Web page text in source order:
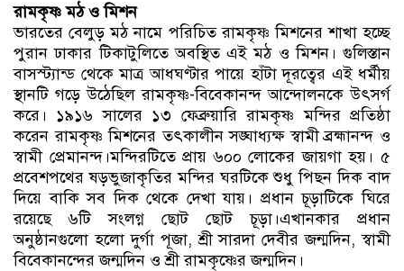
রামকৃষ্ণ মঠ ও মিশন
ভারতের বেলুড় মঠ নামে পরিচিত রামকৃষ্ণ মিশনের শাখা হচ্ছে
পুরান ঢাকার টিকাটুলিতে অবস্থিত এই মঠ ও মিশন। গুলিস্তান
বাসস্ট্যান্ড থেকে মাত্র আধঘণ্টার পায়ে হাঁটা দূরত্বের এই ধর্মীয়
স্থানটি গড়ে উঠেছিল রামকৃষ্ণ-বিবেকানন্দ আন্দোলনকে উৎসর্গ
করে। ১৯১৬ সালের ১৩ ফেব্রুয়ারি রামকৃষ্ণ মন্দির প্রতিষ্ঠা
করেন রামকৃষ্ণ মিশনের তৎকালীন সঙ্ঘাধ্যক্ষ স্বামী ব্রহ্মানন্দ ও
স্বামী প্রেমানন্দ।মন্দিরটিতে প্রায় ৬০০ লোকের জায়গা হয়। ৫
প্রবেশপথের ষড়ভুজাকৃতির মন্দির ঘরটিকে শুধু পিছন দিক বাদ
দিয়ে বাকি সব দিক থেকে দেখা যায়। প্রধান চূড়াটিকে ঘিরে
রয়েছে ৬টি সংলগ্ন ছোট ছোট চূড়া।এখানকার প্রধান
অনুষ্ঠানগুলো হলো দুর্গা পূজা, শ্রী সারদা দেবীর জন্মদিন, স্বামী
বিবেকানন্দের জন্মদিন ও শ্রী রামকৃষ্ণের জন্মদিন।